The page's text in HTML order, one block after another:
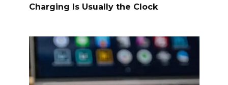
Charging Is Usually the Clock